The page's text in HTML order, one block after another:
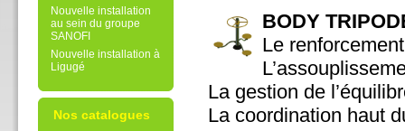
Nouvelle installation
au sein du groupe
SANOFI
Nouvelle installation à
Ligugé
Nos catalogues
BODY
Le
La gestion de
La coordination haut